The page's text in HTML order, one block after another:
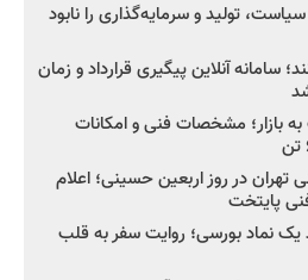
تولید و سرمایه‌گذاری را نابود
سامانه آنلاین پیگیری قرارداد و زمان
بازار؛ مشخصات فنی و امکانات
فنی تهران در روز اربعین حسینی؛ اعلام
پایتخت
یک نماد بورسی؛ روایت سفر به قلب